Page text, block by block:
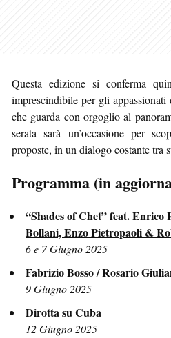
Questa edizione si conferma
imprescindibile per gli
che guarda con orgoglio al
serata sarà un’occasione per
proposte, in un dialogo costante tra
Programma (in
“Shades of Chet” feat. Enrico
Bollani, Enzo Pietropaoli &
6 e 7 Giugno 2025
Fabrizio Bosso / Rosario
9 Giugno 2025
Dirotta su Cuba
12 Giugno 2025